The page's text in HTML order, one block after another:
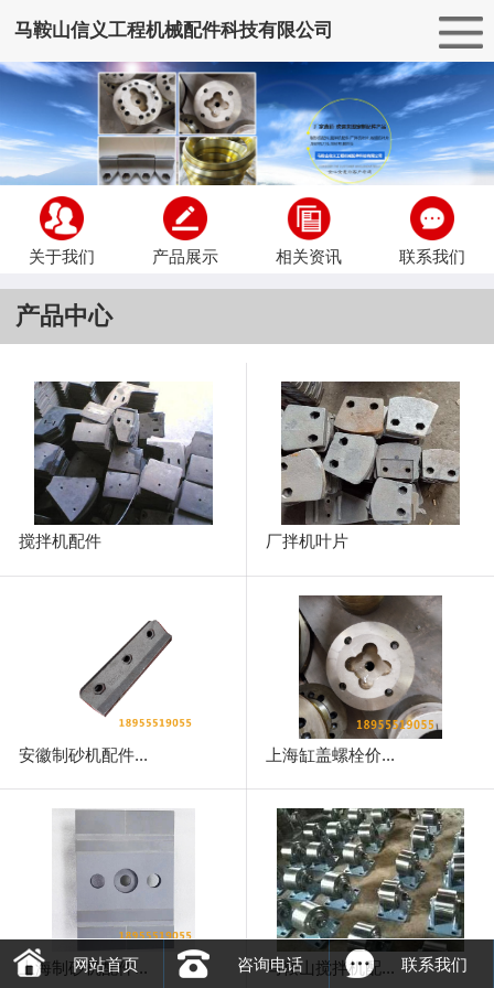
马鞍山信义工程机械配件科技有限公司
关于我们 产品展示 相关资讯 联系我们
产品中心
搅拌机配件 厂拌机叶片
安徽制砂机配件... 上海缸盖螺栓价...
上海制砂机配件... 马鞍山搅拌机配...
网站首页 咨询电话 联系我们